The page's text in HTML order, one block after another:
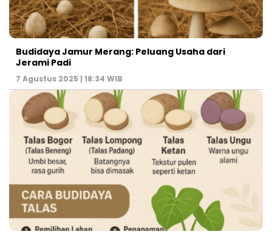
Budidaya Jamur Merang: Peluang Usaha dari
Jerami Padi
7 Agustus 2025 | 18:34 WIB